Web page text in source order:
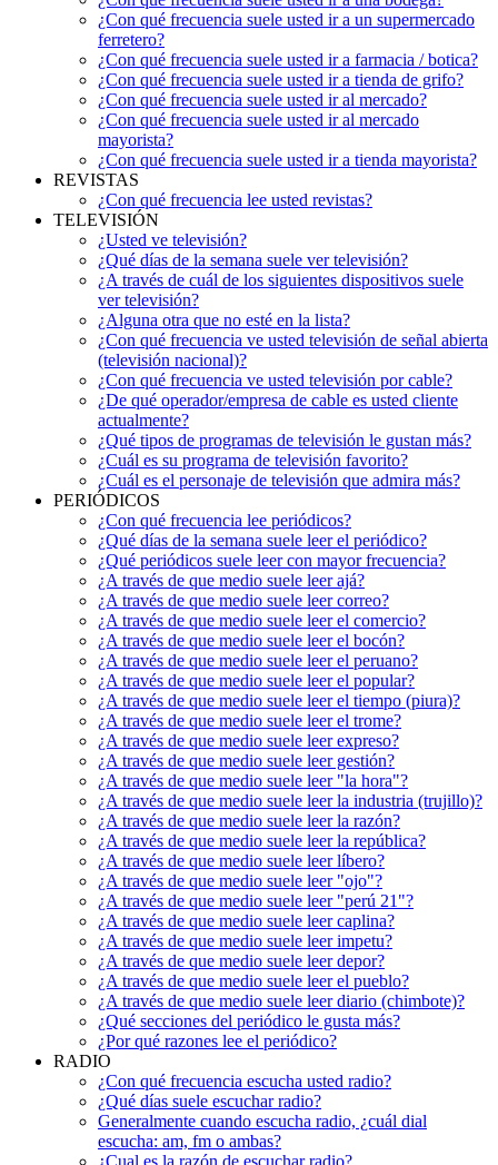
¿Con qué frecuencia suele usted ir a un supermercado
ferretero?
¿Con qué frecuencia suele usted ir a farmacia / botica?
¿Con qué frecuencia suele usted ir a tienda de grifo?
¿Con qué frecuencia suele usted ir al mercado?
¿Con qué frecuencia suele usted ir al mercado
mayorista?
¿Con qué frecuencia suele usted ir a tienda mayorista?
REVISTAS
¿Con qué frecuencia lee usted revistas?
TELEVISIÓN
¿Usted ve televisión?
¿Qué días de la semana suele ver televisión?
¿A través de cuál de los siguientes dispositivos suele
ver televisión?
¿Alguna otra que no esté en la lista?
¿Con qué frecuencia ve usted televisión de señal abierta
(televisión nacional)?
¿Con qué frecuencia ve usted televisión por cable?
¿De qué operador/empresa de cable es usted cliente
actualmente?
¿Qué tipos de programas de televisión le gustan más?
¿Cuál es su programa de televisión favorito?
¿Cuál es el personaje de televisión que admira más?
PERIÓDICOS
¿Con qué frecuencia lee periódicos?
¿Qué días de la semana suele leer el periódico?
¿Qué periódicos suele leer con mayor frecuencia?
¿A través de que medio suele leer ajá?
¿A través de que medio suele leer correo?
¿A través de que medio suele leer el comercio?
¿A través de que medio suele leer el bocón?
¿A través de que medio suele leer el peruano?
¿A través de que medio suele leer el popular?
¿A través de que medio suele leer el tiempo (piura)?
¿A través de que medio suele leer el trome?
¿A través de que medio suele leer expreso?
¿A través de que medio suele leer gestión?
¿A través de que medio suele leer "la hora"?
¿A través de que medio suele leer la industria (trujillo)?
¿A través de que medio suele leer la razón?
¿A través de que medio suele leer la república?
¿A través de que medio suele leer líbero?
¿A través de que medio suele leer "ojo"?
¿A través de que medio suele leer "perú 21"?
¿A través de que medio suele leer caplina?
¿A través de que medio suele leer impetu?
¿A través de que medio suele leer depor?
¿A través de que medio suele leer el pueblo?
¿A través de que medio suele leer diario (chimbote)?
¿Qué secciones del periódico le gusta más?
¿Por qué razones lee el periódico?
RADIO
¿Con qué frecuencia escucha usted radio?
¿Qué días suele escuchar radio?
Generalmente cuando escucha radio, ¿cuál dial
escucha: am, fm o ambas?
¿Cual es la razón de escuchar radio?